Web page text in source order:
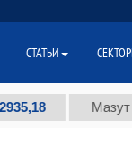
Мазут
СТАТЬИ